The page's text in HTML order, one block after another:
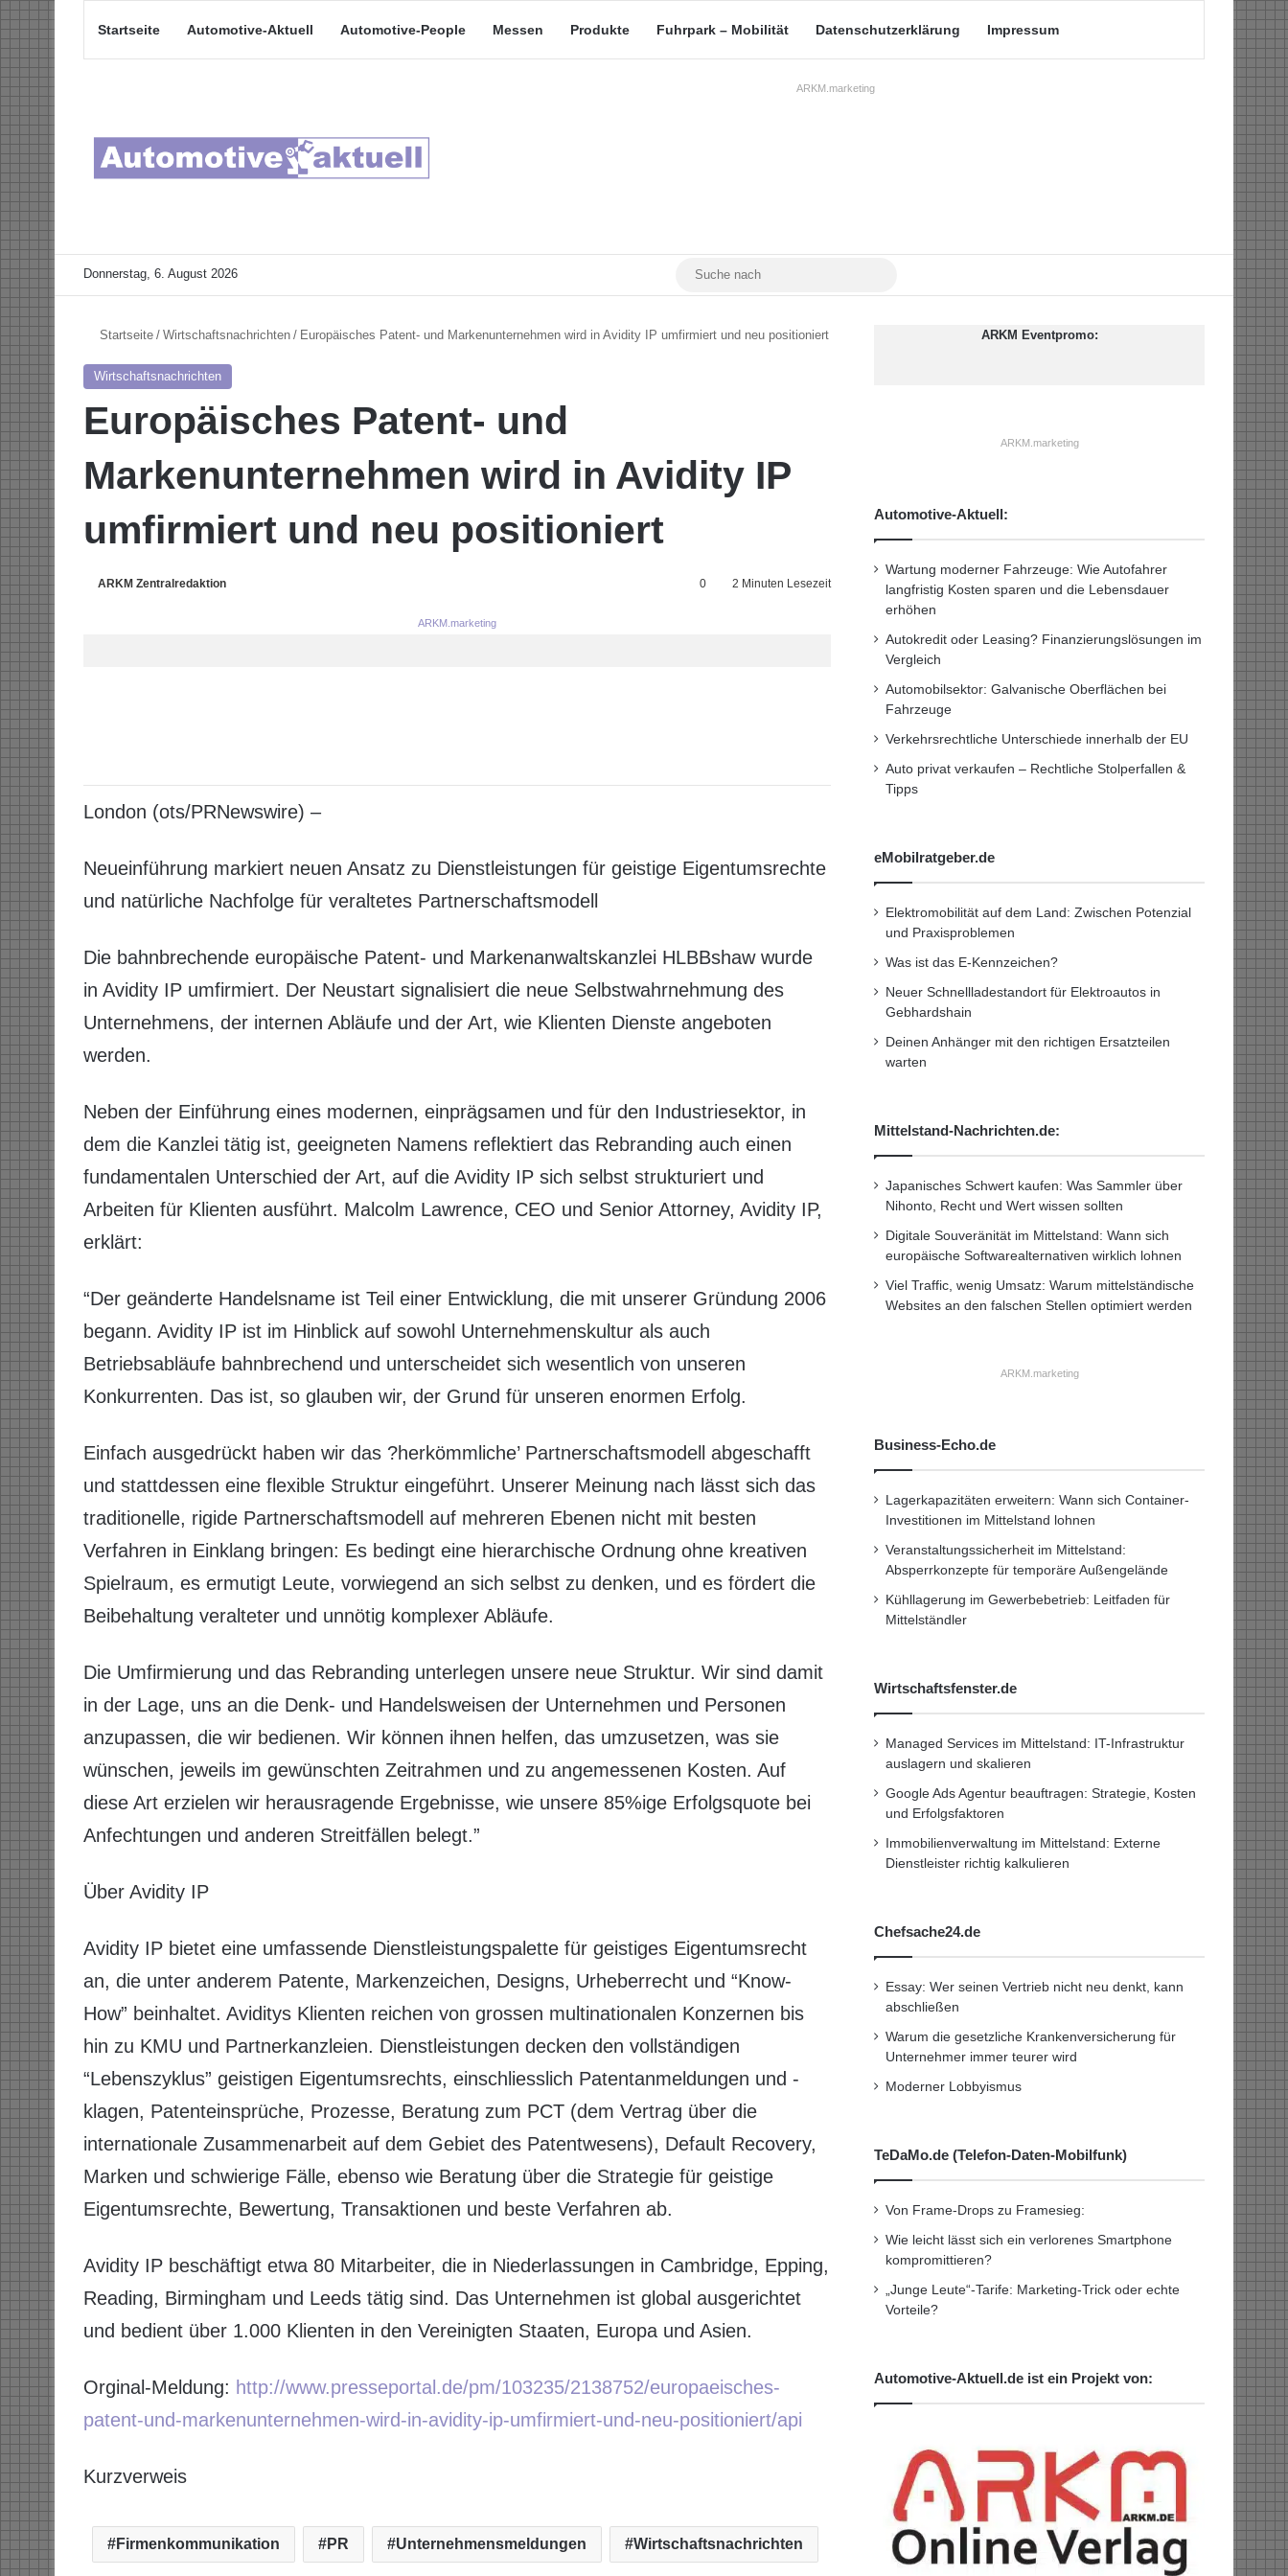
Startseite Automotive-Aktuell Automotive-People Messen Produkte Fuhrpark – Mobilität Datenschutzerklärung Impressum
ARKM.marketing
Donnerstag, 6. August 2026 YouTubeMastodon
Startseite / Wirtschaftsnachrichten / Europäisches Patent- und Markenunternehmen wird in Avidity IP umfirmiert und neu positioniert
Wirtschaftsnachrichten
Europäisches Patent- und
Markenunternehmen wird in Avidity IP
umfirmiert und neu positioniert
ARKM Zentralredaktion 0 2 Minuten Lesezeit
ARKM.marketing
London (ots/PRNewswire) –
Neueinführung markiert neuen Ansatz zu Dienstleistungen für geistige Eigentumsrechte
und natürliche Nachfolge für veraltetes Partnerschaftsmodell
Die bahnbrechende europäische Patent- und Markenanwaltskanzlei HLBBshaw wurde
in Avidity IP umfirmiert. Der Neustart signalisiert die neue Selbstwahrnehmung des
Unternehmens, der internen Abläufe und der Art, wie Klienten Dienste angeboten
werden.
Neben der Einführung eines modernen, einprägsamen und für den Industriesektor, in
dem die Kanzlei tätig ist, geeigneten Namens reflektiert das Rebranding auch einen
fundamentalen Unterschied der Art, auf die Avidity IP sich selbst strukturiert und
Arbeiten für Klienten ausführt. Malcolm Lawrence, CEO und Senior Attorney, Avidity IP,
erklärt:
“Der geänderte Handelsname ist Teil einer Entwicklung, die mit unserer Gründung 2006
begann. Avidity IP ist im Hinblick auf sowohl Unternehmenskultur als auch
Betriebsabläufe bahnbrechend und unterscheidet sich wesentlich von unseren
Konkurrenten. Das ist, so glauben wir, der Grund für unseren enormen Erfolg.
Einfach ausgedrückt haben wir das ?herkömmliche’ Partnerschaftsmodell abgeschafft
und stattdessen eine flexible Struktur eingeführt. Unserer Meinung nach lässt sich das
traditionelle, rigide Partnerschaftsmodell auf mehreren Ebenen nicht mit besten
Verfahren in Einklang bringen: Es bedingt eine hierarchische Ordnung ohne kreativen
Spielraum, es ermutigt Leute, vorwiegend an sich selbst zu denken, und es fördert die
Beibehaltung veralteter und unnötig komplexer Abläufe.
Die Umfirmierung und das Rebranding unterlegen unsere neue Struktur. Wir sind damit
in der Lage, uns an die Denk- und Handelsweisen der Unternehmen und Personen
anzupassen, die wir bedienen. Wir können ihnen helfen, das umzusetzen, was sie
wünschen, jeweils im gewünschten Zeitrahmen und zu angemessenen Kosten. Auf
diese Art erzielen wir herausragende Ergebnisse, wie unsere 85%ige Erfolgsquote bei
Anfechtungen und anderen Streitfällen belegt.”
Über Avidity IP
Avidity IP bietet eine umfassende Dienstleistungspalette für geistiges Eigentumsrecht
an, die unter anderem Patente, Markenzeichen, Designs, Urheberrecht und “Know-
How” beinhaltet. Aviditys Klienten reichen von grossen multinationalen Konzernen bis
hin zu KMU und Partnerkanzleien. Dienstleistungen decken den vollständigen
“Lebenszyklus” geistigen Eigentumsrechts, einschliesslich Patentanmeldungen und -
klagen, Patenteinsprüche, Prozesse, Beratung zum PCT (dem Vertrag über die
internationale Zusammenarbeit auf dem Gebiet des Patentwesens), Default Recovery,
Marken und schwierige Fälle, ebenso wie Beratung über die Strategie für geistige
Eigentumsrechte, Bewertung, Transaktionen und beste Verfahren ab.
Avidity IP beschäftigt etwa 80 Mitarbeiter, die in Niederlassungen in Cambridge, Epping,
Reading, Birmingham und Leeds tätig sind. Das Unternehmen ist global ausgerichtet
und bedient über 1.000 Klienten in den Vereinigten Staaten, Europa und Asien.
Orginal-Meldung: http://www.presseportal.de/pm/103235/2138752/europaeisches-
patent-und-markenunternehmen-wird-in-avidity-ip-umfirmiert-und-neu-positioniert/api
Kurzverweis
Firmenkommunikation PR Unternehmensmeldungen Wirtschaftsnachrichten
ARKM Eventpromo:
ARKM.marketing
Automotive-Aktuell:
Wartung moderner Fahrzeuge: Wie Autofahrer
langfristig Kosten sparen und die Lebensdauer
erhöhen
Autokredit oder Leasing? Finanzierungslösungen im
Vergleich
Automobilsektor: Galvanische Oberflächen bei
Fahrzeuge
Verkehrsrechtliche Unterschiede innerhalb der EU
Auto privat verkaufen – Rechtliche Stolperfallen &
Tipps
eMobilratgeber.de
Elektromobilität auf dem Land: Zwischen Potenzial
und Praxisproblemen
Was ist das E-Kennzeichen?
Neuer Schnellladestandort für Elektroautos in
Gebhardshain
Deinen Anhänger mit den richtigen Ersatzteilen
warten
Mittelstand-Nachrichten.de:
Japanisches Schwert kaufen: Was Sammler über
Nihonto, Recht und Wert wissen sollten
Digitale Souveränität im Mittelstand: Wann sich
europäische Softwarealternativen wirklich lohnen
Viel Traffic, wenig Umsatz: Warum mittelständische
Websites an den falschen Stellen optimiert werden
ARKM.marketing
Business-Echo.de
Lagerkapazitäten erweitern: Wann sich Container-
Investitionen im Mittelstand lohnen
Veranstaltungssicherheit im Mittelstand:
Absperrkonzepte für temporäre Außengelände
Kühllagerung im Gewerbebetrieb: Leitfaden für
Mittelständler
Wirtschaftsfenster.de
Managed Services im Mittelstand: IT-Infrastruktur
auslagern und skalieren
Google Ads Agentur beauftragen: Strategie, Kosten
und Erfolgsfaktoren
Immobilienverwaltung im Mittelstand: Externe
Dienstleister richtig kalkulieren
Chefsache24.de
Essay: Wer seinen Vertrieb nicht neu denkt, kann
abschließen
Warum die gesetzliche Krankenversicherung für
Unternehmer immer teurer wird
Moderner Lobbyismus
TeDaMo.de (Telefon-Daten-Mobilfunk)
Von Frame-Drops zu Framesieg:
Wie leicht lässt sich ein verlorenes Smartphone
kompromittieren?
„Junge Leute“-Tarife: Marketing-Trick oder echte
Vorteile?
Automotive-Aktuell.de ist ein Projekt von: